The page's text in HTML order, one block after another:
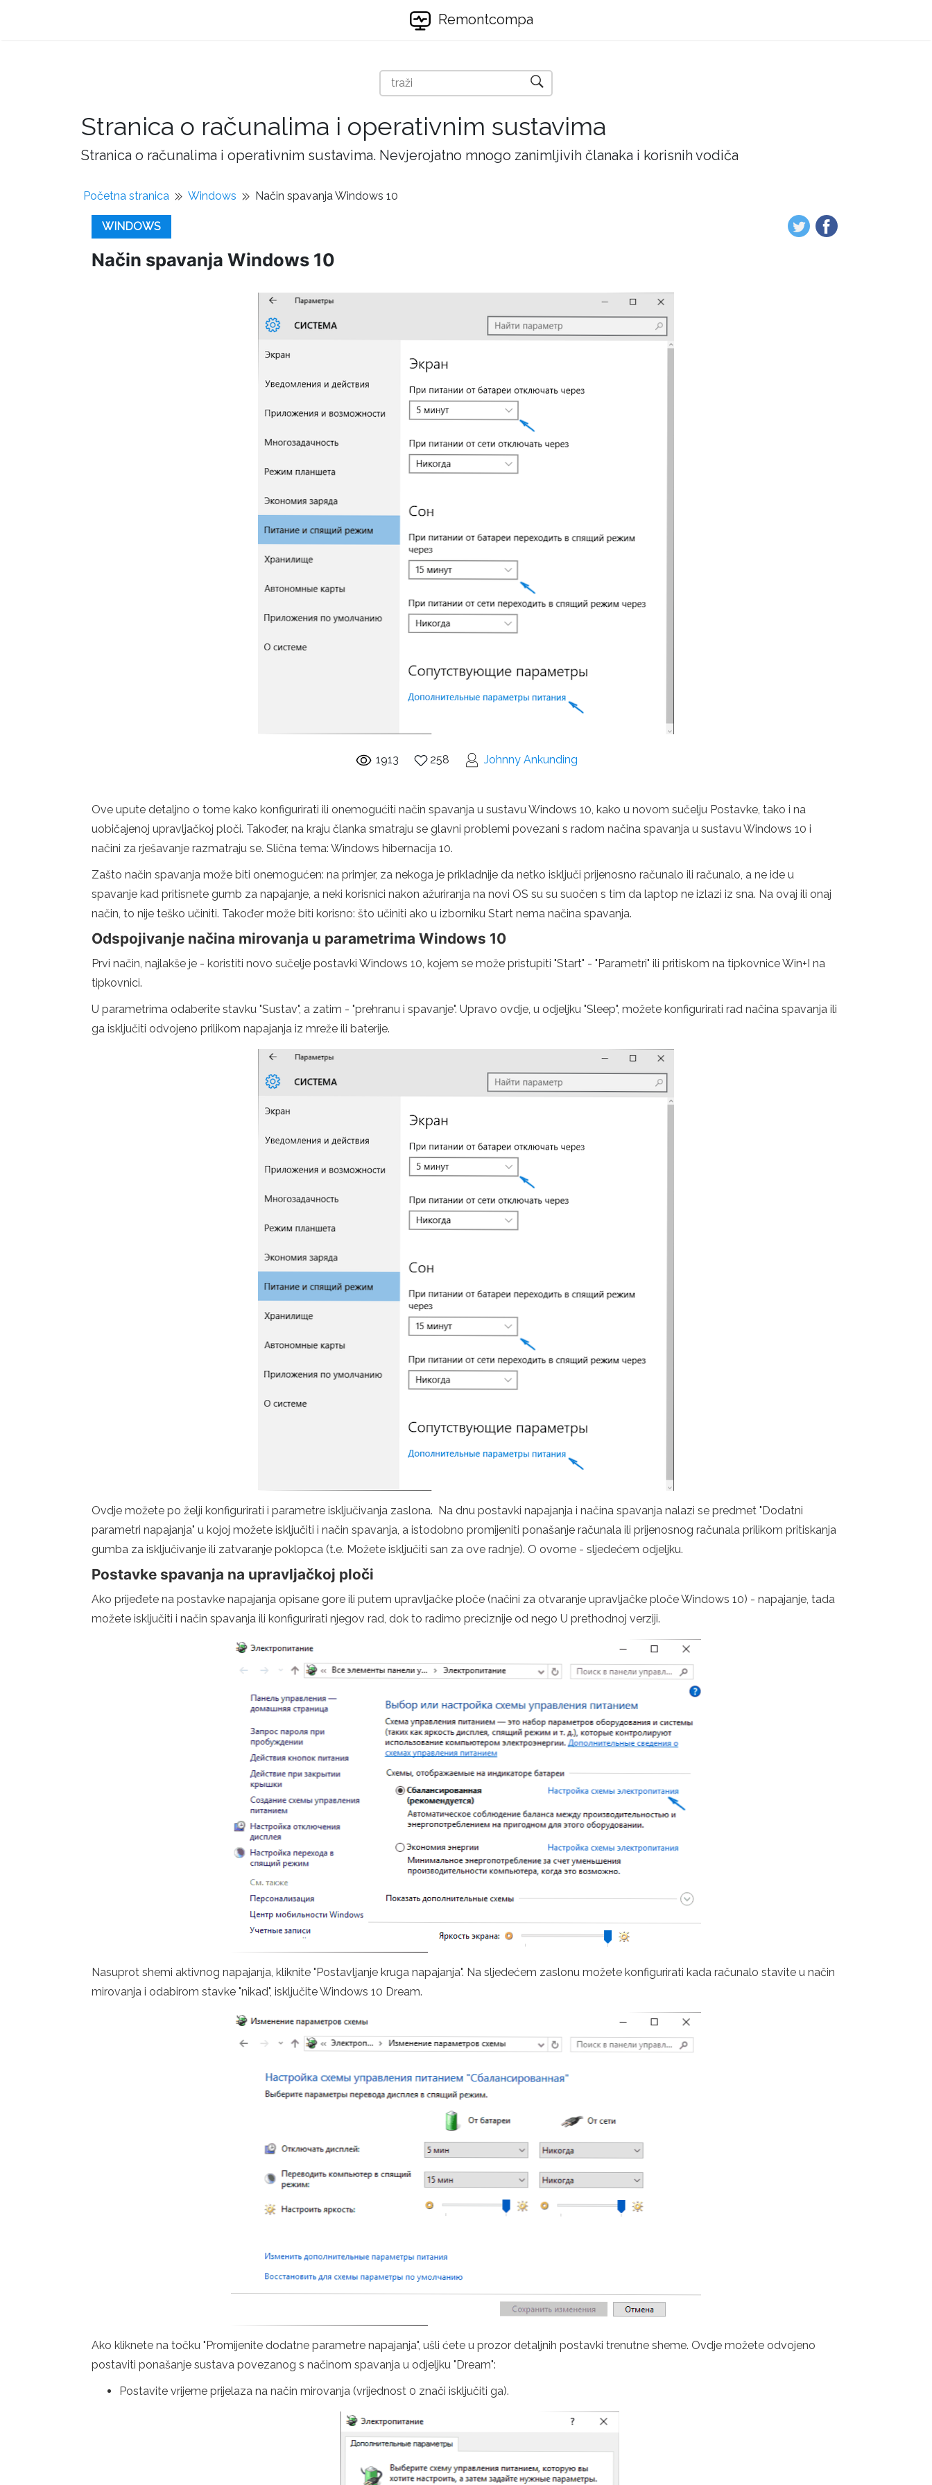
Remontcompa
Stranica o računalima i operativnim sustavima
Stranica o računalima i operativnim sustavima. Nevjerojatno mnogo zanimljivih članaka i korisnih vodiča
Početna stranica Windows Način spavanja Windows 10
WINDOWS
Način spavanja Windows 10
1913 258 Johnny Ankunding
Ove upute detaljno o tome kako konfigurirati ili onemogućiti način spavanja u sustavu Windows 10, kako u novom sučelju Postavke, tako i na
uobičajenoj upravljačkoj ploči. Također, na kraju članka smatraju se glavni problemi povezani s radom načina spavanja u sustavu Windows 10 i
načini za rješavanje razmatraju se. Slična tema: Windows hibernacija 10.
Zašto način spavanja može biti onemogućen: na primjer, za nekoga je prikladnije da netko isključi prijenosno računalo ili računalo, a ne ide u
spavanje kad pritisnete gumb za napajanje, a neki korisnici nakon ažuriranja na novi OS su su suočen s tim da laptop ne izlazi iz sna. Na ovaj ili onaj
način, to nije teško učiniti. Također može biti korisno: što učiniti ako u izborniku Start nema načina spavanja.
Odspojivanje načina mirovanja u parametrima Windows 10
Prvi način, najlakše je - koristiti novo sučelje postavki Windows 10, kojem se može pristupiti "Start" - "Parametri" ili pritiskom na tipkovnice Win+I na
tipkovnici.
U parametrima odaberite stavku "Sustav", a zatim - "prehranu i spavanje". Upravo ovdje, u odjeljku "Sleep", možete konfigurirati rad načina spavanja ili
ga isključiti odvojeno prilikom napajanja iz mreže ili baterije.
Ovdje možete po želji konfigurirati i parametre isključivanja zaslona. Na dnu postavki napajanja i načina spavanja nalazi se predmet "Dodatni
parametri napajanja" u kojoj možete isključiti i način spavanja, a istodobno promijeniti ponašanje računala ili prijenosnog računala prilikom pritiskanja
gumba za isključivanje ili zatvaranje poklopca (t.e. Možete isključiti san za ove radnje). O ovome - sljedećem odjeljku.
Postavke spavanja na upravljačkoj ploči
Ako prijeđete na postavke napajanja opisane gore ili putem upravljačke ploče (načini za otvaranje upravljačke ploče Windows 10) - napajanje, tada
možete isključiti i način spavanja ili konfigurirati njegov rad, dok to radimo preciznije od nego U prethodnoj verziji.
Nasuprot shemi aktivnog napajanja, kliknite "Postavljanje kruga napajanja". Na sljedećem zaslonu možete konfigurirati kada računalo stavite u način
mirovanja i odabirom stavke "nikad", isključite Windows 10 Dream.
Ako kliknete na točku "Promijenite dodatne parametre napajanja", ušli ćete u prozor detaljnih postavki trenutne sheme. Ovdje možete odvojeno
postaviti ponašanje sustava povezanog s načinom spavanja u odjeljku "Dream":
Postavite vrijeme prijelaza na način mirovanja (vrijednost 0 znači isključiti ga).